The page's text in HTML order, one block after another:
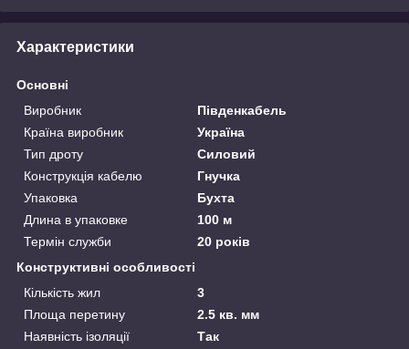
Характеристики
Основні
Виробник
Південкабель
Країна виробник
Україна
Тип дроту
Силовий
Конструкція кабелю
Гнучка
Упаковка
Бухта
Длина в упаковке
100 м
Термін служби
20 років
Конструктивні особливості
Кількість жил
3
Площа перетину
2.5 кв. мм
Наявність ізоляції
Так